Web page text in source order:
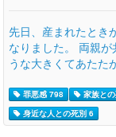
先日、産まれたとき
なりました。 両親
うな大きくてあたた
罪悪感 798 家族と
身近な人との死別 6